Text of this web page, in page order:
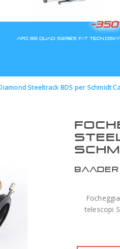
Steeltrack BDS per Schmidt
telescopi